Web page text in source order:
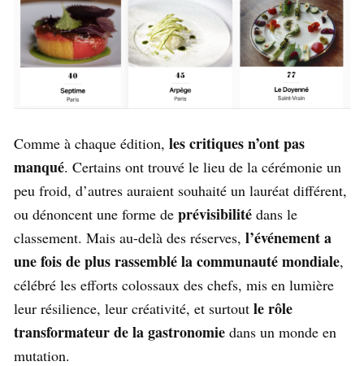
Comme à chaque édition, les critiques n’ont pas
manqué. Certains ont trouvé le lieu de la cérémonie un
peu froid, d’autres auraient souhaité un lauréat différent,
ou dénoncent une forme de prévisibilité dans le
classement. Mais au-delà des réserves, l’événement a
une fois de plus rassemblé la communauté mondiale,
célébré les efforts colossaux des chefs, mis en lumière
leur résilience, leur créativité, et surtout le rôle
transformateur de la gastronomie dans un monde en
mutation.